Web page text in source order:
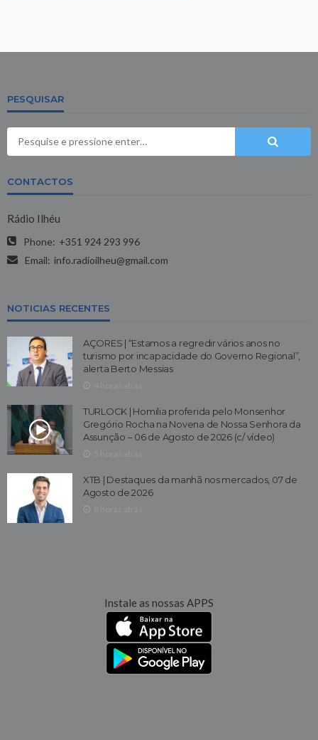
PESQUISAR
CONTACTOS
Rádio Ilhéu
Phone: +351 924 293 996
Email: info.radioilheu@gmail.com
NOTICIAS RECENTES
AÇORES | “Estamos a regredir vários anos no
turismo por incapacidade do Governo Regional”,
alerta Berto Messias
TURLOCK | Homilia proferida pelo Monsenhor
Gregório Rocha na Novena de Nossa Senhora da
Assunção – 06 de Agosto de 2026 (c/ vídeo)
XTB | Destaques da manhã nos mercados, 07 de
Agosto de 2026
Instale as nossas APPS